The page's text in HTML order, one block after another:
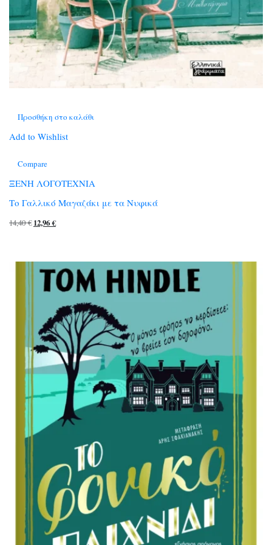
Προσθήκη στο καλάθι
Add to Wishlist
Compare
ΞΕΝΗ ΛΟΓΟΤΕΧΝΙΑ
Το Γαλλικό Μαγαζάκι με τα Νυφικά
14,40€ Original
14,40 €.
12,96€Η
είναι:
12,96 €.